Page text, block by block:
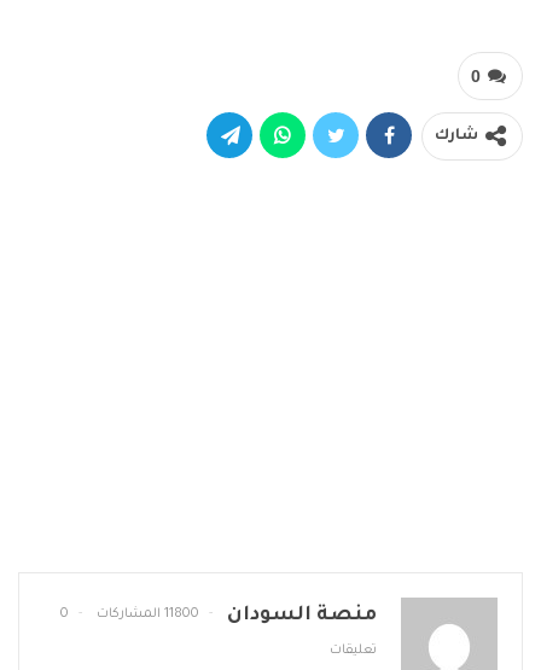
0
شارك
منصة السودان 11800 المشاركات 0
تعليقات